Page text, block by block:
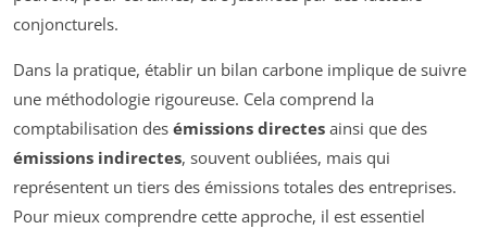
conjoncturels.
Dans la pratique, établir un bilan carbone implique de suivre
une méthodologie rigoureuse. Cela comprend la
comptabilisation des émissions directes ainsi que des
émissions indirectes, souvent oubliées, mais qui
représentent un tiers des émissions totales des entreprises.
Pour mieux comprendre cette approche, il est essentiel